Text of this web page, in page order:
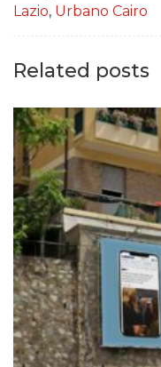
Lazio, Urbano Cairo
Related posts